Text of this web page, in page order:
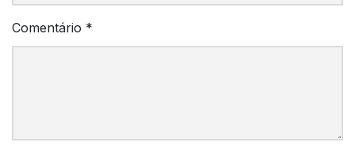
Comentário *